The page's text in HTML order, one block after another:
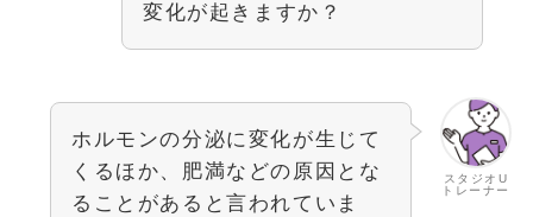
変化が起きますか？
スタジオU
トレーナー
ホルモンの分泌に変化が生じて
くるほか、肥満などの原因とな
ることがあると言われていま